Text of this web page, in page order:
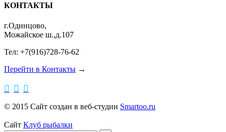
КОНТАКТЫ
г.Одинцово,
Можайское ш.,д.107
Тел: +7(916)728-76-62
Перейти в Контакты →
  
© 2015 Сайт создан в веб-студии Smartoo.ru
Сайт Клуб рыбалки